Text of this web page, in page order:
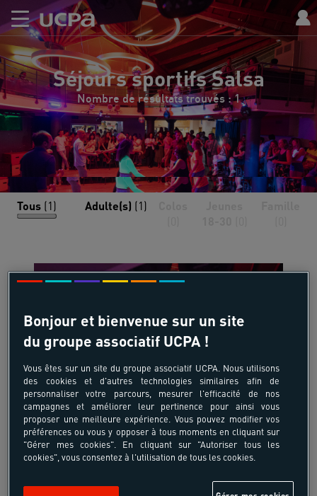
Séjours sportifs Salsa
Nombre de résultats trouvés : 1
Tous (1) Adulte(s) (1)
18-40 ans
Danses latines &
multisports
France - Les Arcs Portes de la Vanoise -
Alpes du Nord
Bonjour et bienvenue sur un site
du groupe associatif UCPA !
Vous êtes sur un site du groupe associatif UCPA. Nous utilisons
des cookies et d'autres technologies similaires afin de
personnaliser votre parcours, mesurer l'efficacité de nos
campagnes et améliorer leur pertinence pour ainsi vous
proposer une meilleure expérience. Vous pouvez modifier vos
préférences ou vous y opposer à tous moments en cliquant sur
"Gérer mes cookies". En cliquant sur "Autoriser tous les
cookies", vous consentez à l'utilisation de tous les cookies.